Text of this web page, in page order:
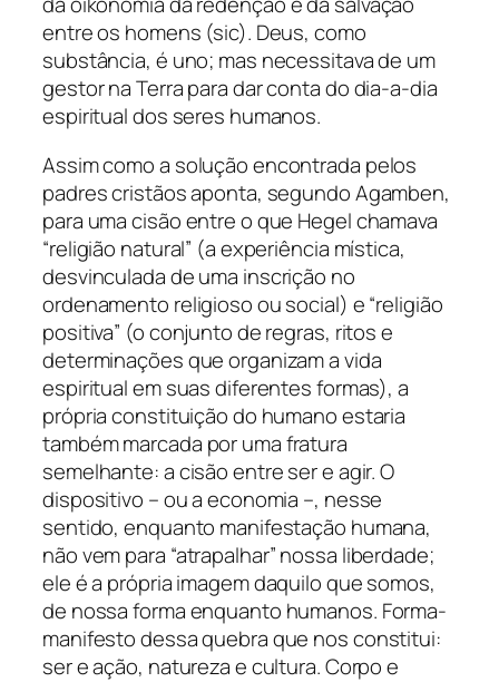
entre os homens (sic). Deus, como
substância, é uno; mas necessitava de um
gestor na Terra para dar conta do dia-a-dia
espiritual dos seres humanos.
Assim como a solução encontrada pelos
padres cristãos aponta, segundo Agamben,
para uma cisão entre o que Hegel chamava
“religião natural” (a experiência mística,
desvinculada de uma inscrição no
ordenamento religioso ou social) e “religião
positiva” (o conjunto de regras, ritos e
determinações que organizam a vida
espiritual em suas diferentes formas), a
própria constituição do humano estaria
também marcada por uma fratura
semelhante: a cisão entre ser e agir. O
dispositivo – ou a economia –, nesse
sentido, enquanto manifestação humana,
não vem para “atrapalhar” nossa liberdade;
ele é a própria imagem daquilo que somos,
de nossa forma enquanto humanos. Forma-
manifesto dessa quebra que nos constitui:
ser e ação, natureza e cultura. Corpo e